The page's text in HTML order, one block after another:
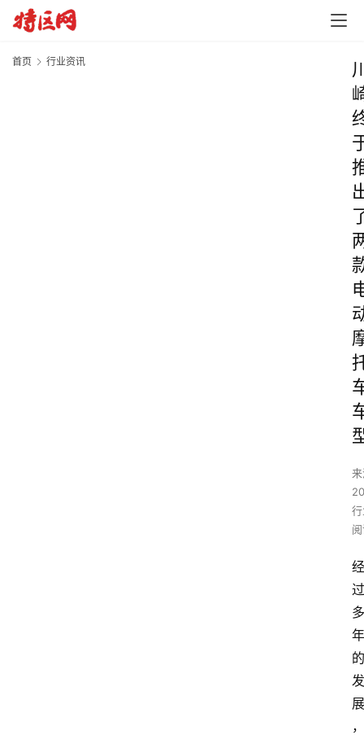
首页 行业资讯
经
过
多
年
的
发
展
，